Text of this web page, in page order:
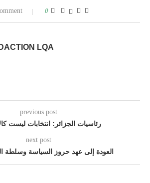
0
LQA
previous post
رئاسيات الجزائر: انتخابات ليست
next post
العودة إلى عهد حروز السياسة وسلطة